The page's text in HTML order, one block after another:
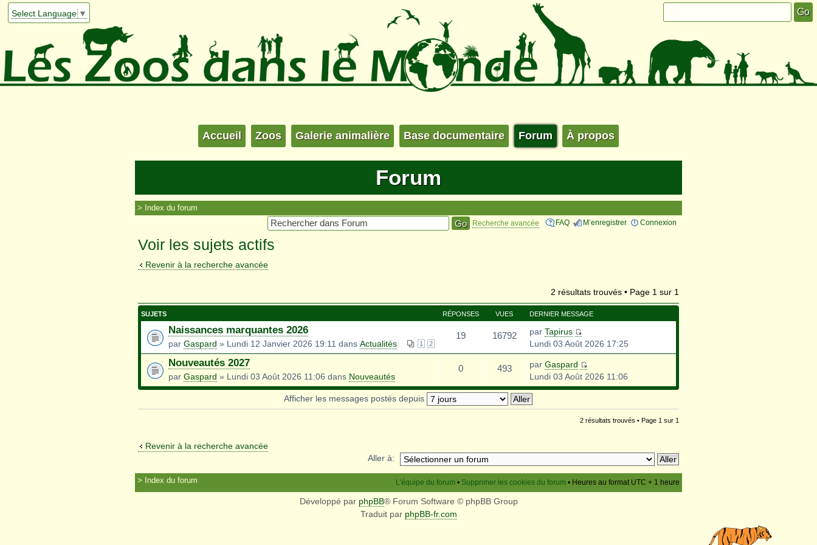
Select Language ▼
Accueil Zoos Galerie animalière Base documentaire Forum À propos
Forum
Index du forum
FAQ M’enregistrer Connexion
Recherche avancée
Voir les sujets actifs
Revenir à la recherche avancée
2 résultats trouvés • Page 1 sur 1
SUJETS RÉPONSES VUES DERNIER MESSAGE
Naissances marquantes 2026
1 2
par Gaspard » Lundi 12 Janvier 2026 19:11 dans Actualités
19 16792 par Tapirus
Lundi 03 Août 2026 17:25
Nouveautés 2027
par Gaspard » Lundi 03 Août 2026 11:06 dans Nouveautés
0 493 par Gaspard
Lundi 03 Août 2026 11:06
Afficher les messages postés depuis
2 résultats trouvés • Page 1 sur 1
Revenir à la recherche avancée
Aller à:
Index du forum L’équipe du forum • Supprimer les cookies du forum • Heures au format UTC + 1 heure
Développé par phpBB® Forum Software © phpBB Group
Traduit par phpBB-fr.com